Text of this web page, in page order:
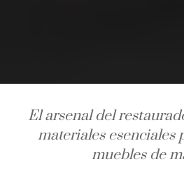
El arsenal del
materiales esenciales
muebles de